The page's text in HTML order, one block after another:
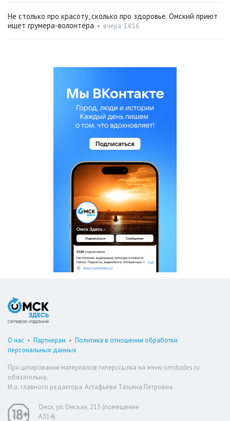
Не столько про красоту, сколько про здоровье. Омский приют
ищет грумера-волонтёра • вчера, 14:16
О нас • Партнерам • Политика в отношении обработки
персональных данных
При цитировании материалов гиперссылка на www.omskzdes.ru
обязательна.
И.о. главного редактора: Астафьева Татьяна Петровна
Омск, ул. Омская, 215 (помещение
А314)